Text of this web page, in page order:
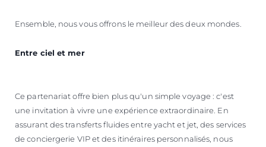
Ensemble, nous vous offrons le meilleur des deux mondes.
Entre ciel et mer
Ce partenariat offre bien plus qu'un simple voyage : c'est
une invitation à vivre une expérience extraordinaire. En
assurant des transferts fluides entre yacht et jet, des services
de conciergerie VIP et des itinéraires personnalisés, nous